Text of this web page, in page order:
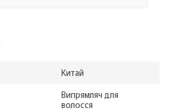
Китай
Випрямляч для
волосся